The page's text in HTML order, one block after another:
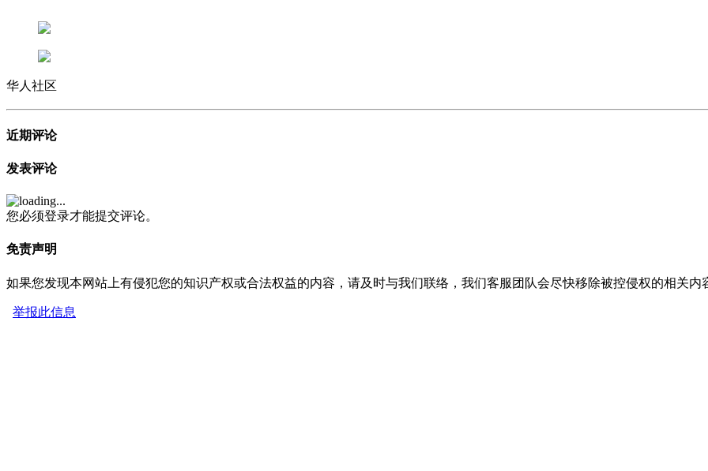
华人社区
近期评论
发表评论
您必须登录才能提交评论。
免责声明
如果您发现本网站上有侵犯您的知识产权或合法权益的内容，请及时与我们联络，我们客服团队会尽快移除被控侵权的相关内
举报此信息